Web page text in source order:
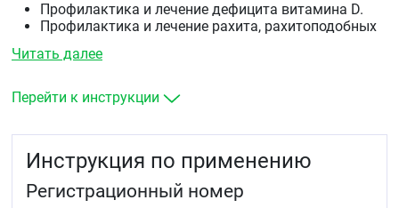
Профилактика и лечение дефицита витамина D.
Профилактика и лечение рахита, рахитоподобных
остеомаляции и заболеваний костей на
гипопаратиреоз и псевдогипопаратиреоз).
Читать далее
Перейти к инструкции
Инструкция по применению
Регистрационный номер